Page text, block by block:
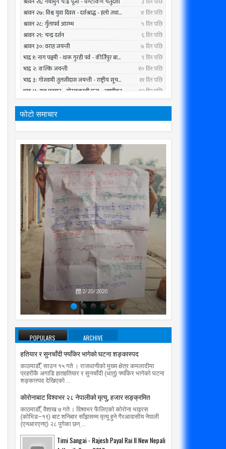
फोटो समाचार
2/20/2020
POPULARS ARCHIVE
हतियार र सुनचाँदी फ्याँकेर भागेको घटना शङ्कास्पद
काठमाडौँ, साउन १५ गते । राजधानीको मुख्य क्षेत्र कमलादीमा
प्रहरीकै अगाडि हातहतियार र सुनचाँदी (धातु) फ्याँकेर भागेको घटना
शङ्कास्पद देखिएको ...
काेराेनाबाट विश्वभर २८ नेपालीको मृत्यु, हजार सङ्क्रमित
काठमाडौँ, वैशाख ७ गते । विश्वभर फैलिएको कोरोना भाइरस
(कोभिड–१९) बाट शनिबार साँझसम्म मृत्यु हुने गैरआवासीय नेपाली
(एनआरएनए) २८ पुगेका छन् ...
Timi Sangai - Rajesh Payal Rai ll New Nepali